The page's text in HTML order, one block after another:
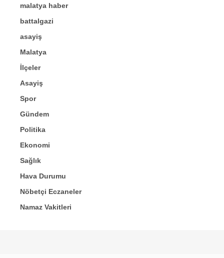
malatya haber
battalgazi
asayiş
Malatya
İlçeler
Asayiş
Spor
Gündem
Politika
Ekonomi
Sağlık
Hava Durumu
Nöbetçi Eczaneler
Namaz Vakitleri